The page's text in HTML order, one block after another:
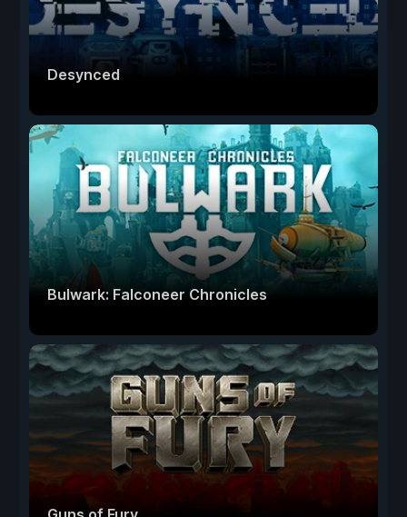
Desynced
Bulwark: Falconeer Chronicles